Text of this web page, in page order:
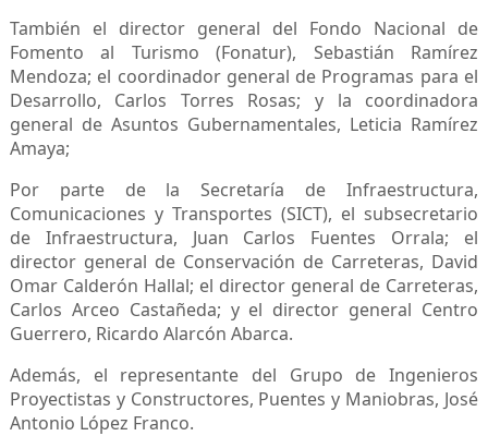
También el director general del Fondo Nacional de
Fomento al Turismo (Fonatur), Sebastián Ramírez
Mendoza; el coordinador general de Programas para el
Desarrollo, Carlos Torres Rosas; y la coordinadora
general de Asuntos Gubernamentales, Leticia Ramírez
Amaya;
Por parte de la Secretaría de Infraestructura,
Comunicaciones y Transportes (SICT), el subsecretario
de Infraestructura, Juan Carlos Fuentes Orrala; el
director general de Conservación de Carreteras, David
Omar Calderón Hallal; el director general de Carreteras,
Carlos Arceo Castañeda; y el director general Centro
Guerrero, Ricardo Alarcón Abarca.
Además, el representante del Grupo de Ingenieros
Proyectistas y Constructores, Puentes y Maniobras, José
Antonio López Franco.